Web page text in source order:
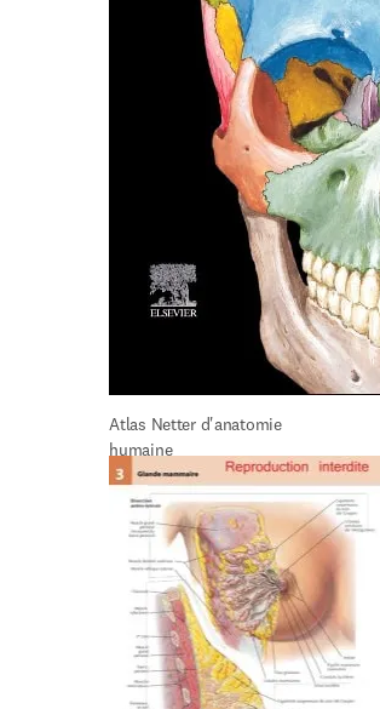
Atlas Netter d'anatomie
humaine